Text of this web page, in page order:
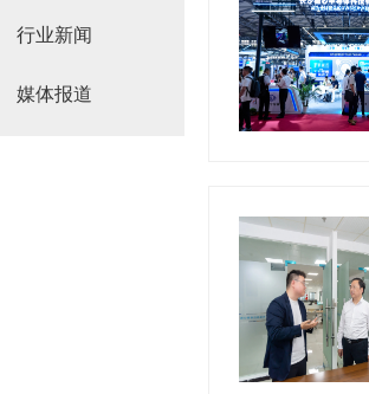
行业新闻
媒体报道